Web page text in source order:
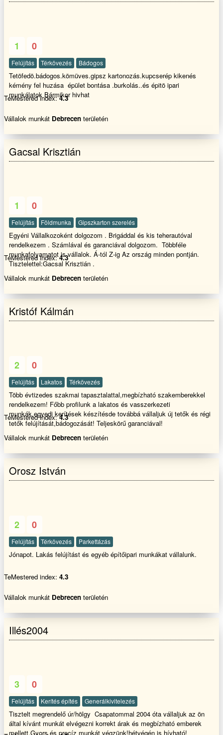
1 0
Felújítás Térkövezés Bádogos
Tetöfedö.bádogos.kömüves.gipsz kartonozás.kupcserép kikenés
kémény fel huzása épület bontása .burkolás..és épitö ipari
munkálatok Bármikor hivhat
TeMestered index:4.3
Vállalok munkát Debrecen területén
Gacsal Krisztián
1 0
Felújítás Földmunka Gipszkarton szerelés
Egyéni Vállalkozoként dolgozom . Brigáddal és kis teherautóval
rendelkezem . Számlával és garanciával dolgozom. Többféle
munkafolyamatot is vállalok. Á-tól Z-ig Az ország minden pontján.
Tisztelettel:Gacsal Krisztián .
TeMestered index:4.3
Vállalok munkát Debrecen területén
Kristóf Kálmán
2 0
Felújítás Lakatos Térkövezés
Több évtizedes szakmai tapasztalattal,megbízható szakemberekkel
rendelkezem! Főbb profilunk a lakatos és vasszerkezeti
munkák,egyedi kerítések készítésde továbbá vállaljuk új tetők és régi
tetők felújítását,bádogozását! Teljeskörű garanciával!
TeMestered index:4.3
Vállalok munkát Debrecen területén
Orosz István
2 0
Felújítás Térkövezés Parkettázás
Jónapot. Lakás felújítást és egyéb építőipari munkákat vállalunk.
TeMestered index: 4.3
Vállalok munkát Debrecen területén
Illés2004
3 0
Felújítás Kerítés építés Generálkivitelezés
Tisztelt megrendelő úr/hölgy Csapatommal 2004 óta vállaljuk az ön
által kívánt munkát elvégezni korrekt árak és megbízható emberek
mellett.Gyors és precíz munkát végzünk!hétvégén is hívható!